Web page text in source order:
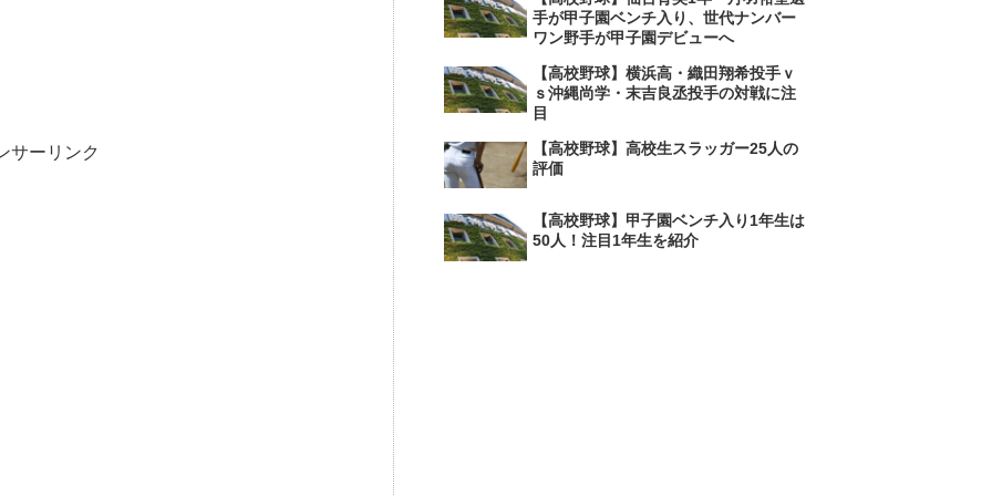
サーリンク
手が甲子園ベンチ入り、世代ナンバー
ワン野手が甲子園デビューへ
【高校野球】横浜高・織田翔希投手ｖ
ｓ沖縄尚学・末吉良丞投手の対戦に注
目
【高校野球】高校生スラッガー25人の
評価
【高校野球】甲子園ベンチ入り1年生は
50人！注目1年生を紹介